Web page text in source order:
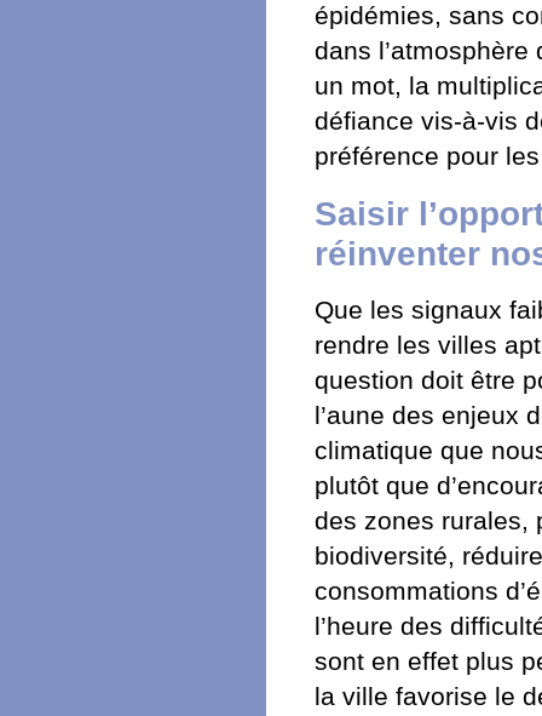
épidémies, sans
dans
un mot, la
défiance vis-à-vis
préférence pour
Saisir
réinventer
Que les signaux
rendre les villes
question doit être
l’aune des enjeux
climatique que
plutôt que
des zones rurales,
biodiversité,
consommations
l’heure des
sont en effet plus
la ville favorise le